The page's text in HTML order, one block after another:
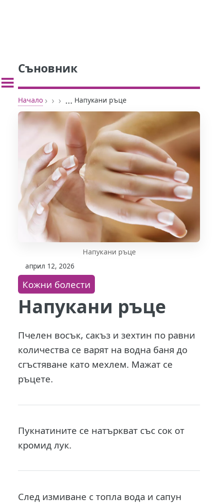
Съновник
Начало › › › ... Напукани ръце
Напукани ръце
април 12, 2026
Кожни болести
Напукани ръце
Пчелен восък, сакъз и зехтин по равни
количества се варят на водна баня до
сгъстяване като мехлем. Мажат се
ръцете.
Пукнатините се натъркват със сок от
кромид лук.
След измиване с топла вода и сапун